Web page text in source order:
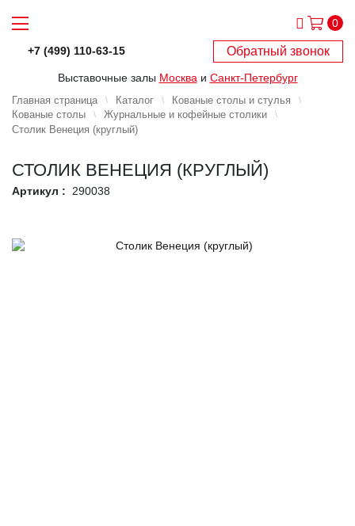
0
+7 (499) 110-63-15 Обратный звонок
Выставочные залы Москва и Санкт-Петербург
Главная страница Каталог
Кованые столы и стулья
Кованые столы
Журнальные и кофейные столики
Столик Венеция (круглый)
СТОЛИК ВЕНЕЦИЯ (КРУГЛЫЙ)
Артикул : 290038